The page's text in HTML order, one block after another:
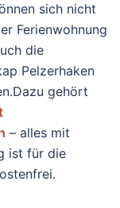
sich nicht
Ferienwohnung
die
Pelzerhaken
gehört
– alles mit
ist für die